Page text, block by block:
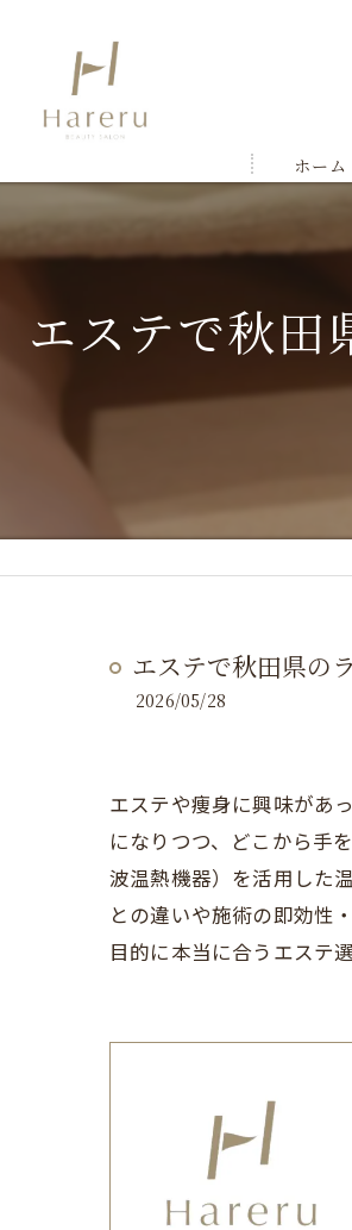
ホーム
エステで秋田
エステで秋田県の
2026/05/28
エステや痩身に興味があ
になりつつ、どこから手
波温熱機器）を活用した
との違いや施術の即効性
目的に本当に合うエステ